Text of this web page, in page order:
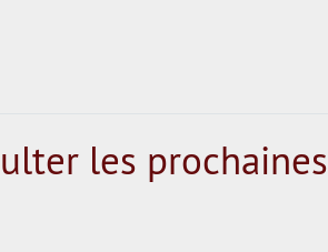
les prochaines